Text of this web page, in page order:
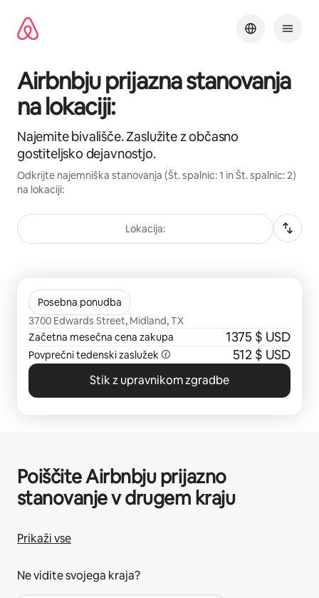
vsebino
Airbnbju prijazna stanovanja
na lokaciji:
Najemite bivališče. Zaslužite z občasno
gostiteljsko dejavnostjo.
Odkrijte najemniška stanovanja (Št. spalnic: 1 in Št. spalnic: 2)
na lokaciji:
Lokacija:
Posebna ponudba
Sundance Creek
3700 Edwards Street, Midland, TX
Začetna mesečna cena zakupa
1375 $ USD
Povprečni tedenski zaslužek 512 $ USD
Stik z upravnikom zgradbe
Poiščite Airbnbju prijazno
stanovanje v drugem kraju
Prikaži vse
Ne vidite svojega kraja?